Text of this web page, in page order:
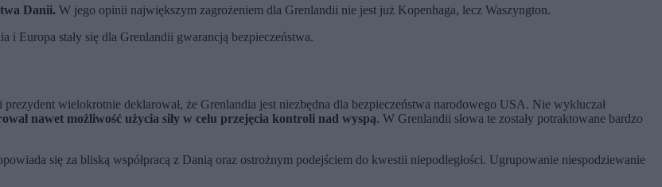
Danii. W jego opinii największym zagrożeniem dla Grenlandii nie jest już Kopenhaga, lecz Waszyngton.
i Europa stały się dla Grenlandii gwarancją bezpieczeństwa.
wielokrotnie deklarował, że Grenlandia jest niezbędna dla bezpieczeństwa narodowego USA. Nie wykluczał
nawet możliwość użycia siły w celu przejęcia kontroli nad wyspą. W Grenlandii słowa te zostały potraktowane bardzo
się za bliską współpracą z Danią oraz ostrożnym podejściem do kwestii niepodległości. Ugrupowanie niespodziewanie